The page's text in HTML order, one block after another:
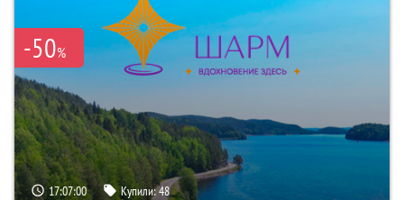
-50%
17:06:59 Купили:48